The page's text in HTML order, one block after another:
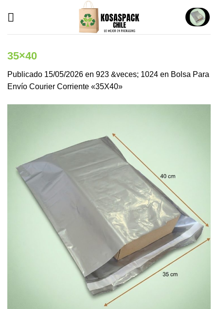
35×40
Publicado 15/05/2026 en 923 &veces; 1024 en Bolsa Para
Envío Courier Corriente «35X40»